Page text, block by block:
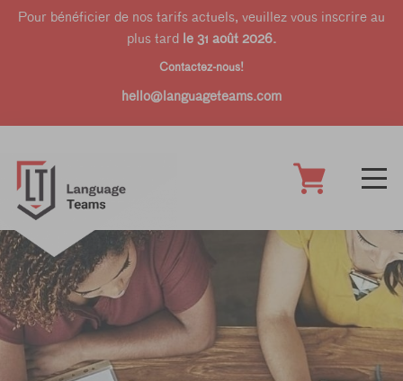
Pour bénéficier de nos tarifs actuels, veuillez vous inscrire au
plus tard le 31 août 2026.
Contactez-nous!
hello@languageteams.com